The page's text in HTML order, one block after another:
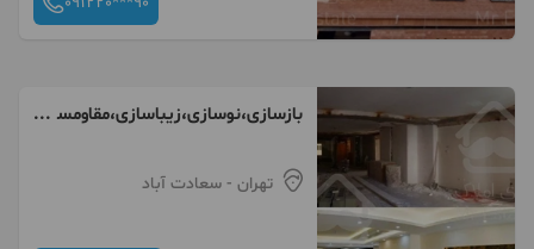
بازسازی،نوسازی،زیباسازی،مقاومس
تهران - سعادت آباد